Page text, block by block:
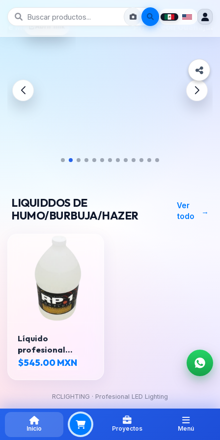
Inicio Proyectos Menú
Prive León Guanajuato
LIQUIDDOS DE
HUMO/BURBUJA/HAZER
Ver
todo
Líquido
profesional
diseñado para
$545.00 MXN
RCLIGHTING · Profesional LED Lighting